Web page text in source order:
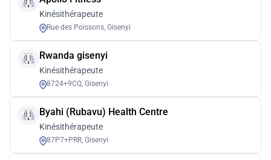
Kinésithérapeute
Rue des Poissons, Gisenyi
Rwanda gisenyi
Kinésithérapeute
8724+9CQ, Gisenyi
Byahi (Rubavu) Health Centre
Kinésithérapeute
87P7+PRR, Gisenyi